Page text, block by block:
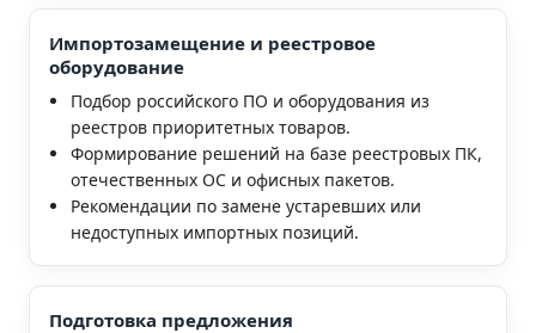
Импортозамещение и реестровое
оборудование
Подбор российского ПО и оборудования из
реестров приоритетных товаров.
Формирование решений на базе реестровых ПК,
отечественных ОС и офисных пакетов.
Рекомендации по замене устаревших или
недоступных импортных позиций.
Подготовка предложения